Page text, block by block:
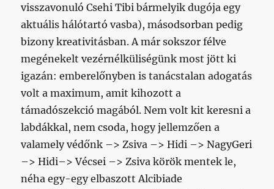
visszavonuló Csehi Tibi bármelyik dugója egy
aktuális hálótartó vasba), másodsorban pedig
bizony kreativitásban. A már sokszor félve
megénekelt vezérnélküliségünk most jött ki
igazán: emberelőnyben is tanácstalan adogatás
volt a maximum, amit kihozott a
támadószekció magából. Nem volt kit keresni a
labdákkal, nem csoda, hogy jellemzően a
valamely védőnk –> Zsiva –> Hidi –> NagyGeri
–> Hidi–> Vécsei –> Zsiva körök mentek le,
néha egy-egy elbaszott Alcibiade